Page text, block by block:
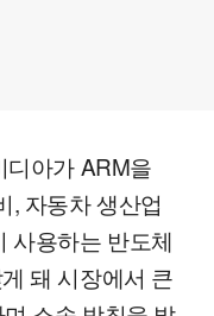
디아가 ARM을
, 자동차 생산업
사용하는 반도체
돼 시장에서 큰